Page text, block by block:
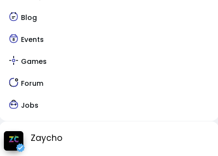
Blog
Events
Games
Forum
Jobs
Zaycho